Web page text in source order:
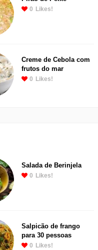
0 Likes!
Creme de Cebola com
frutos do mar
0 Likes!
Salada de Berinjela
0 Likes!
Salpicão de frango
para 30 pessoas
0 Likes!